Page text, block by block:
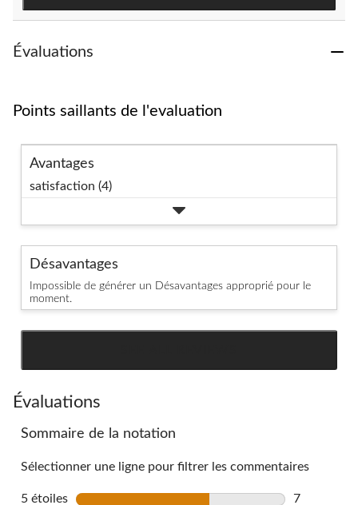
Évaluations
Points saillants de l'evaluation
Avantages
satisfaction (4)
Désavantages
Impossible de générer un Désavantages approprié pour le
moment.
Évaluations
Sommaire de la notation
Sélectionner une ligne pour filtrer les commentaires
5 étoiles étoiles 7